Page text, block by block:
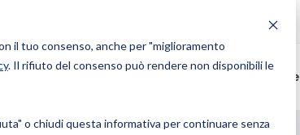
il tuo consenso, anche per "miglioramento
. Il rifiuto del consenso può rendere non disponibili le
o chiudi questa informativa per continuare senza
Diritto d’autore